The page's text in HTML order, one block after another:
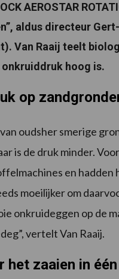
AEROSTAR
aldus directeur
Van Raaij teelt
hoog is.
op
oudsher smerige
is de druk minder.
en
moeilijker om
onkruideggen op de
vertelt Van Raaij.
het zaaien in